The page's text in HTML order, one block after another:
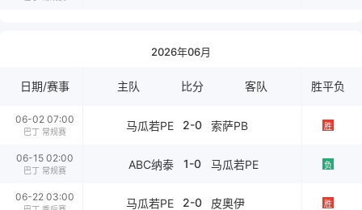
2026年06月
日期/赛事 主队 比分 客队 胜平负
06-02 07:00
巴丁 常规赛 马瓜若PE 2-0 索萨PB 胜
06-15 02:00
巴丁 常规赛 ABC纳泰 1-0 马瓜若PE 负
06-22 03:00 马瓜若PE 2-0 皮奧伊 胜